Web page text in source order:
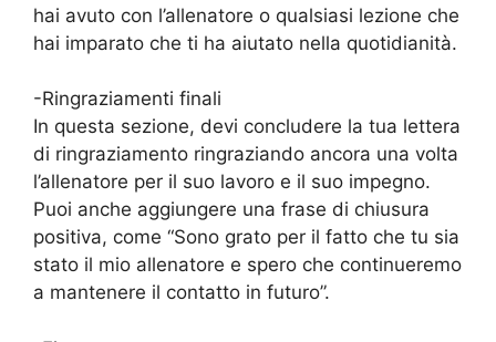
hai avuto con l’allenatore o qualsiasi lezione che
hai imparato che ti ha aiutato nella quotidianità.
-Ringraziamenti finali
In questa sezione, devi concludere la tua lettera
di ringraziamento ringraziando ancora una volta
l’allenatore per il suo lavoro e il suo impegno.
Puoi anche aggiungere una frase di chiusura
positiva, come “Sono grato per il fatto che tu sia
stato il mio allenatore e spero che continueremo
a mantenere il contatto in futuro”.